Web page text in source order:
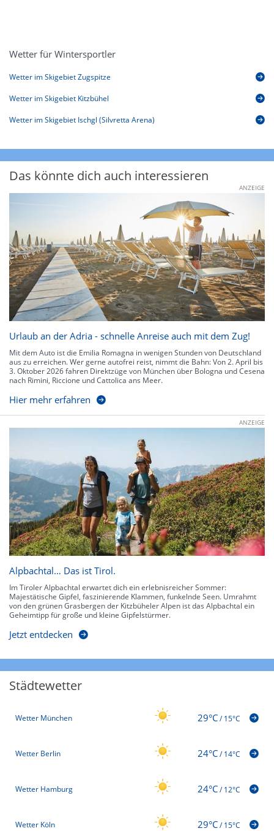
Wetter für Wintersportler
Wetter im Skigebiet Zugspitze
Wetter im Skigebiet Kitzbühel
Wetter im Skigebiet Ischgl (Silvretta Arena)
Das könnte dich auch interessieren
ANZEIGE
Urlaub an der Adria - schnelle Anreise auch mit dem Zug!
Mit dem Auto ist die Emilia Romagna in wenigen Stunden von Deutschland
aus zu erreichen. Wer gerne autofrei reist, nimmt die Bahn: Von 2. April bis
3. Oktober 2026 fahren Direktzüge von München über Bologna und Cesena
nach Rimini, Riccione und Cattolica ans Meer.
Hier mehr erfahren
ANZEIGE
Alpbachtal… Das ist Tirol.
Im Tiroler Alpbachtal erwartet dich ein erlebnisreicher Sommer:
Majestätische Gipfel, faszinierende Klammen, funkelnde Seen. Umrahmt
von den grünen Grasbergen der Kitzbüheler Alpen ist das Alpbachtal ein
Geheimtipp für große und kleine Gipfelstürmer.
Jetzt entdecken
Städtewetter
Wetter München 29°C/15°C
Wetter Berlin 24°C/14°C
Wetter Hamburg 24°C/12°C
Wetter Köln 29°C/15°C